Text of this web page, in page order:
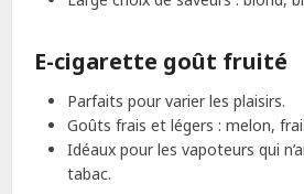
E-cigarette goût fruité
Parfaits pour varier les plaisirs.
Goûts frais et légers : melon,
Idéaux pour les vapoteurs qui
tabac.